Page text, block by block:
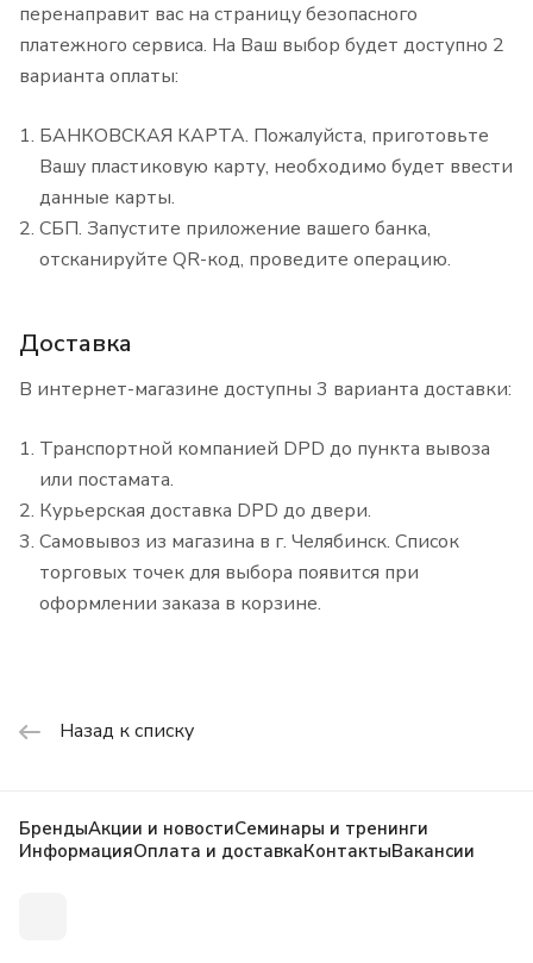
перенаправит вас на страницу безопасного
платежного сервиса. На Ваш выбор будет доступно 2
варианта оплаты:
БАНКОВСКАЯ КАРТА. Пожалуйста, приготовьте
Вашу пластиковую карту, необходимо будет ввести
данные карты.
СБП. Запустите приложение вашего банка,
отсканируйте QR-код, проведите операцию.
Доставка
В интернет-магазине доступны 3 варианта доставки:
Транспортной компанией DPD до пункта вывоза
или постамата.
Курьерская доставка DPD до двери.
Самовывоз из магазина в г. Челябинск. Список
торговых точек для выбора появится при
оформлении заказа в корзине.
Назад к списку
БрендыАкции и новостиСеминары и тренинги
ИнформацияОплата и доставкаКонтактыВакансии